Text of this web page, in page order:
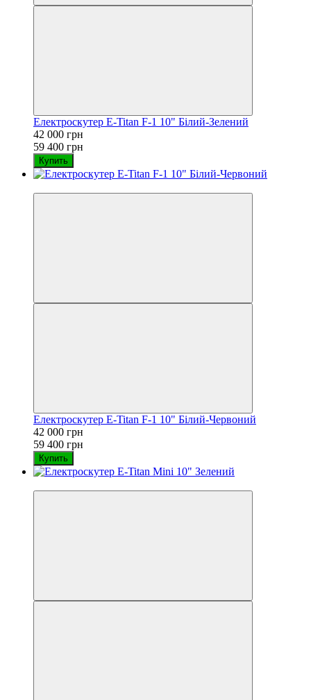
Електроскутер E-Titan F-1 10" Білий-Зелений
42 000 грн
59 400 грн
Купить
Електроскутер E-Titan F-1 10" Білий-Червоний
42 000 грн
59 400 грн
Купить